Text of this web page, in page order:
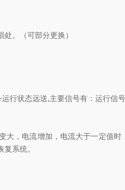
。（可部分更换）
行状态远送,主要信号有：运行信
，电流增加，电流大于一定值
系统。